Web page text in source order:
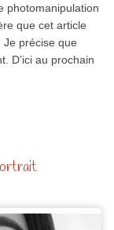
photomanipulation
que cet article
précise que
D’ici au prochain